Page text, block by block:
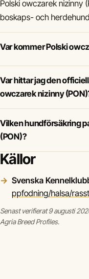
Polski owczarek nizinny
boskaps- och
Var kommer Polski
Var hittar jag den
owczarek nizinny
Vilken hundförsäkring
(PON)?
Källor
Svenska
ppfodning/halsa/
Senast verifierat 9 augusti
Agria Breed Profiles.